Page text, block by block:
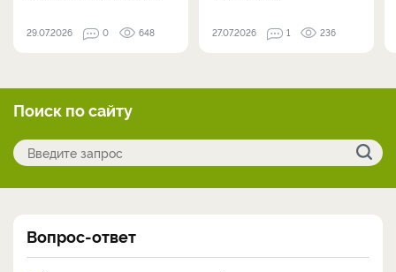
29.07.2026 0 648 27.07.2026 1 236
Поиск по сайту
Вопрос-ответ